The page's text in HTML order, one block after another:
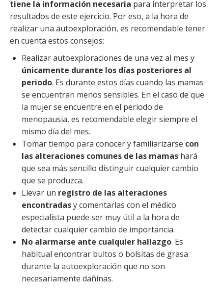
tiene la información necesaria para interpretar los
resultados de este ejercicio. Por eso, a la hora de
realizar una autoexploración, es recomendable tener
en cuenta estos consejos:
Realizar autoexploraciones de una vez al mes y
únicamente durante los días posteriores al
periodo. Es durante estos días cuando las mamas
se encuentran menos sensibles. En el caso de que
la mujer se encuentre en el periodo de
menopausia, es recomendable elegir siempre el
mismo día del mes.
Tomar tiempo para conocer y familiarizarse con
las alteraciones comunes de las mamas hará
que sea más sencillo distinguir cualquier cambio
que se produzca.
Llevar un registro de las alteraciones
encontradasy comentarlas con el médico
especialista puede ser muy útil a la hora de
detectar cualquier cambio de importancia.
No alarmarse ante cualquier hallazgo. Es
habitual encontrar bultos o bolsitas de grasa
durante la autoexploración que no son
necesariamente dañinas.